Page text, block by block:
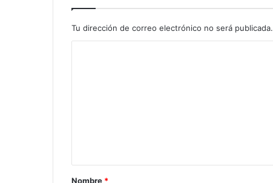
Tu dirección de correo electrónico no será publicada.
r
Nombre *